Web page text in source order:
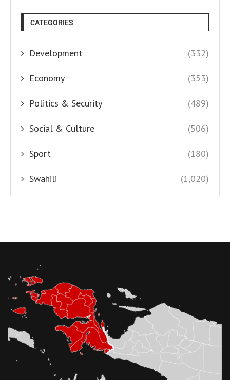
CATEGORIES
Development (332)
Economy (353)
Politics & Security (489)
Social & Culture (506)
Sport (180)
Swahili (1,020)